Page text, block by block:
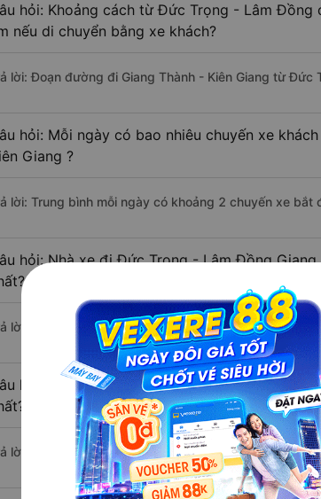
hỏi: Khoảng cách từ Đức Trọng - Lâm Đồng
nếu di chuyển bằng xe khách?
lời: Đoạn đường đi Giang Thành - Kiên Giang từ
hỏi: Mỗi ngày có bao nhiêu chuyến xe
Giang ?
lời: Trung bình mỗi ngày có khoảng 2 chuyến xe
hỏi: Nhà xe đi Đức Trọng - Lâm Đồng
lời: Chuyến xe có giờ xuất phát sớm nhất vào lúc
hỏi: Nhà xe đi Giang Thành - Kiên Giang
lời: Chuyến xe có giờ xuất phát trễ (muộn) nhất là